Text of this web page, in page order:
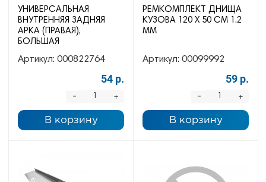
УНИВЕРСАЛЬНАЯ
ВНУТРЕННЯЯ ЗАДНЯЯ
АРКА (ПРАВАЯ),
БОЛЬШАЯ
Артикул: 000822764
54 р.
+
-
В корзину
РЕМКОМПЛЕКТ ДНИЩА
КУЗОВА 120 Х 50 СМ 1.2
ММ
Артикул: 00099992
59 р.
+
-
В корзину